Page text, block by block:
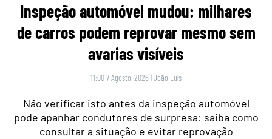
Inspeção automóvel mudou: milhares
de carros podem reprovar mesmo sem
avarias visíveis
11:00 7 Agosto, 2026 |João Luís
Não verificar isto antes da inspeção automóvel
pode apanhar condutores de surpresa: saiba como
consultar a situação e evitar reprovação